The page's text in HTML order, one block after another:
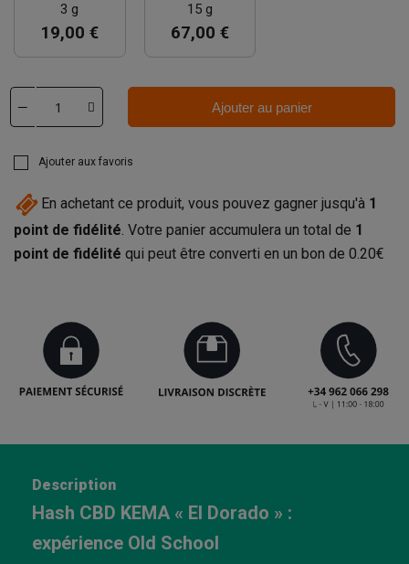
3 g
19,00 €
15 g
67,00 €
Ajouter au panier
Ajouter aux favoris
En achetant ce produit, vous pouvez gagner jusqu'à 1
point de fidélité. Votre panier accumulera un total de 1
point de fidélité qui peut être converti en un bon de 0.20€
Description
Hash CBD KEMA « El Dorado » :
expérience Old School